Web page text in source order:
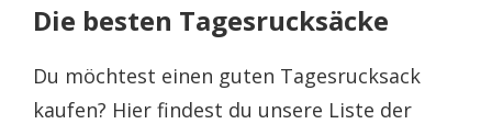
Die besten Tagesrucksäcke
Du möchtest einen guten Tagesrucksack
kaufen? Hier findest du unsere Liste der